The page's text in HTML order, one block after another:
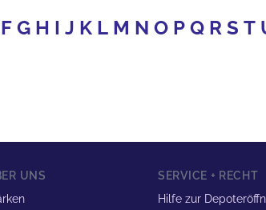
F G H I J K L M N O P Q R S T
UNS
SERVICE + RECHT
Hilfe zur